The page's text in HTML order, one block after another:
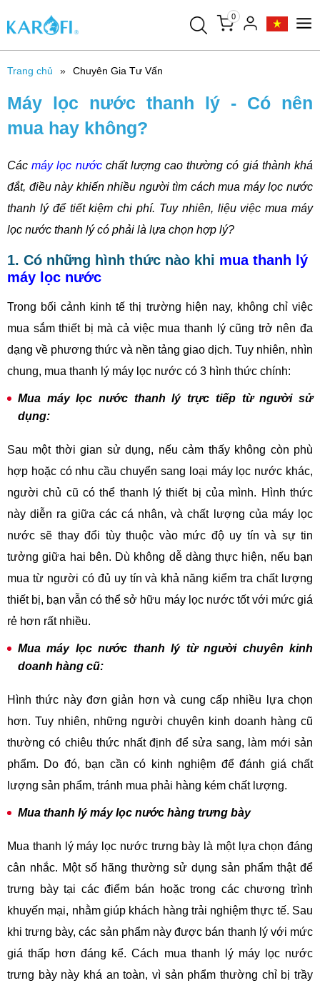
0
Trang chủ Chuyên Gia Tư Vấn
Máy lọc nước thanh lý - Có nên
mua hay không?
Cácmáy lọc nướcchất lượng cao thường có giá thành khá
đắt, điều này khiến nhiều người tìm cách mua máy lọc nước
thanh lý để tiết kiệm chi phí. Tuy nhiên, liệu việc mua máy
lọc nước thanh lý có phải là lựa chọn hợp lý?
1. Có những hình thức nào khi mua thanh lý
máy lọc nước
Trong bối cảnh kinh tế thị trường hiện nay, không chỉ việc
mua sắm thiết bị mà cả việc mua thanh lý cũng trở nên đa
dạng về phương thức và nền tảng giao dịch. Tuy nhiên, nhìn
chung, mua thanh lý máy lọc nước có 3 hình thức chính:
Mua máy lọc nước thanh lý trực tiếp từ người sử
dụng:
Sau một thời gian sử dụng, nếu cảm thấy không còn phù
hợp hoặc có nhu cầu chuyển sang loại máy lọc nước khác,
người chủ cũ có thể thanh lý thiết bị của mình. Hình thức
này diễn ra giữa các cá nhân, và chất lượng của máy lọc
nước sẽ thay đổi tùy thuộc vào mức độ uy tín và sự tin
tưởng giữa hai bên. Dù không dễ dàng thực hiện, nếu bạn
mua từ người có đủ uy tín và khả năng kiểm tra chất lượng
thiết bị, bạn vẫn có thể sở hữu máy lọc nước tốt với mức giá
rẻ hơn rất nhiều.
Mua máy lọc nước thanh lý từ người chuyên kinh
doanh hàng cũ:
Hình thức này đơn giản hơn và cung cấp nhiều lựa chọn
hơn. Tuy nhiên, những người chuyên kinh doanh hàng cũ
thường có chiêu thức nhất định để sửa sang, làm mới sản
phẩm. Do đó, bạn cần có kinh nghiệm để đánh giá chất
lượng sản phẩm, tránh mua phải hàng kém chất lượng.
Mua thanh lý máy lọc nước hàng trưng bày
Mua thanh lý máy lọc nước trưng bày là một lựa chọn đáng
cân nhắc. Một số hãng thường sử dụng sản phẩm thật để
trưng bày tại các điểm bán hoặc trong các chương trình
khuyến mại, nhằm giúp khách hàng trải nghiệm thực tế. Sau
khi trưng bày, các sản phẩm này được bán thanh lý với mức
giá thấp hơn đáng kể. Cách mua thanh lý máy lọc nước
trưng bày này khá an toàn, vì sản phẩm thường chỉ bị trầy